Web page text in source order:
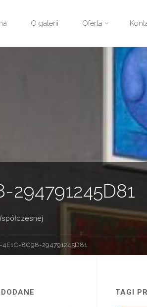
O galerii Oferta
294791245D81
4E1C-8C98-294791245D81
TAGI